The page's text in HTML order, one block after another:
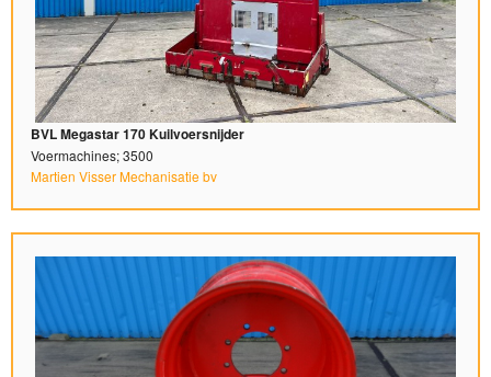
BVL Megastar 170 Kuilvoersnijder
Voermachines; 3500
Martien Visser Mechanisatie bv